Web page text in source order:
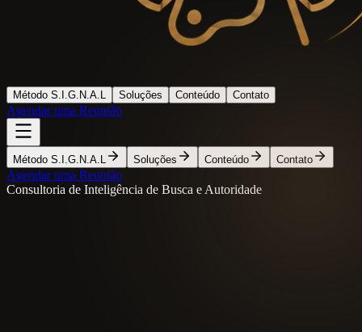
Método S.I.G.N.A.L Soluções Conteúdo Contato
Agendar uma Reunião
Método S.I.G.N.A.L Soluções Conteúdo Contato
Agendar uma Reunião
Consultoria de Inteligência de Busca e Autoridade